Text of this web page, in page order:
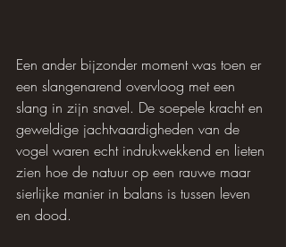
Een ander bijzonder moment was toen er
een slangenarend overvloog met een
slang in zijn snavel. De soepele kracht en
geweldige jachtvaardigheden van de
vogel waren echt indrukwekkend en lieten
zien hoe de natuur op een rauwe maar
sierlijke manier in balans is tussen leven
en dood.